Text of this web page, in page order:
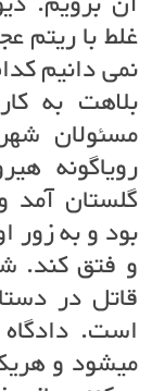
غلط با ریتم
نمی دانیم
بلاهت به
مسئولان
رویاگونه
گلستان آمد
بود و به زور
و فتق کند.
قاتل در
است.
میشود و